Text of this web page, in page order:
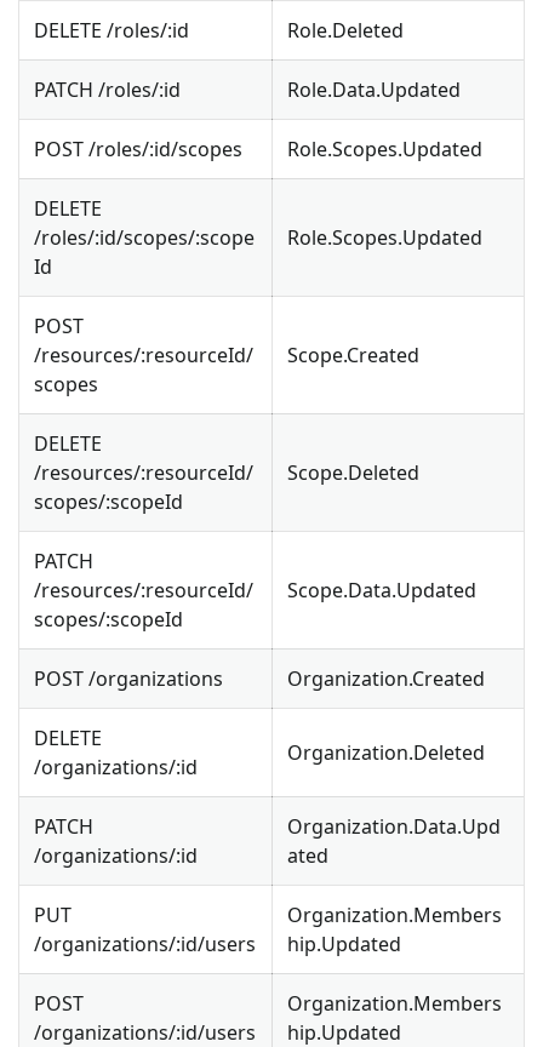
DELETE /roles/:id Role.Deleted
PATCH /roles/:id Role.Data.Updated
POST /roles/:id/scopes Role.Scopes.Updated
DELETE
/roles/:id/scopes/:scope
Id
Role.Scopes.Updated
POST
/resources/:resourceId/
scopes
Scope.Created
DELETE
/resources/:resourceId/
scopes/:scopeId
Scope.Deleted
PATCH
/resources/:resourceId/
scopes/:scopeId
Scope.Data.Updated
POST /organizations Organization.Created
DELETE
/organizations/:id
Organization.Deleted
PATCH
/organizations/:id
Organization.Data.Upd
ated
PUT
/organizations/:id/users
Organization.Members
hip.Updated
POST
/organizations/:id/users
Organization.Members
hip.Updated